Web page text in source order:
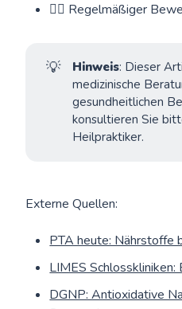
🚶‍♂️ Regelmäßiger
💡 Hinweis: Dieser
medizinische
gesundheitlichen
konsultieren Sie
Heilpraktiker.
Externe Quellen:
PTA heute: Nährstoffe
LIMES Schlosskliniken:
DGNP: Antioxidative